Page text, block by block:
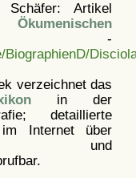
Schäfer: Artikel
Ökumenischen
verzeichnet das
in der
detaillierte
Internet über